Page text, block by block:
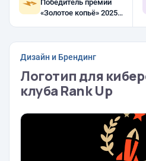
Победитель премии
«Золотое копьё» 2025,
Дизайн и Брендинг
Логотип для
клуба Rank Up